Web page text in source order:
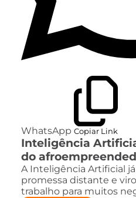
WhatsApp Copiar Link
Inteligência
do
A Inteligência Artificial
promessa distante e
trabalho para muitos